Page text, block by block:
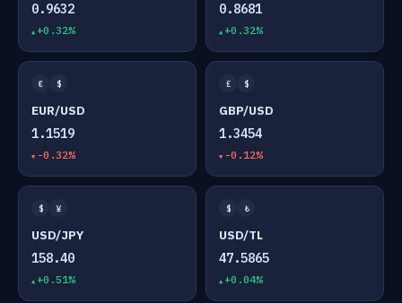
0.9632
+0.32%
0.8681
+0.32%
€ $
EUR/USD
1.1519
-0.32%
£ $
GBP/USD
1.3454
-0.12%
$ ¥
USD/JPY
158.40
+0.51%
$ ₺
USD/TL
47.5865
+0.04%